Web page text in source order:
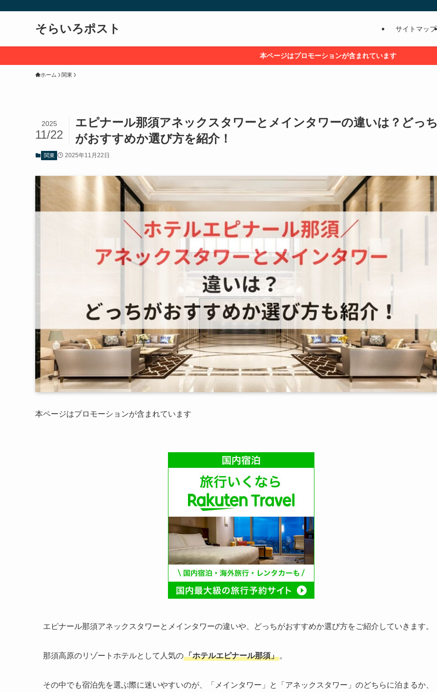
そらいろポスト サイトマップ
本ページはプロモーションが含まれています
ホーム 関東
エピナール那須アネックスタワーとメインタワーの違いは？どっち
がおすすめか選び方を紹介！
2025
11/22
関東 2025年11月22日
本ページはプロモーションが含まれています
エピナール那須アネックスタワーとメインタワーの違いや、どっちがおすすめか選び方をご紹介していきます。
那須高原のリゾートホテルとして人気の「ホテルエピナール那須」。
その中でも宿泊先を選ぶ際に迷いやすいのが、「メインタワー」と「アネックスタワー」のどちらに泊まるか、